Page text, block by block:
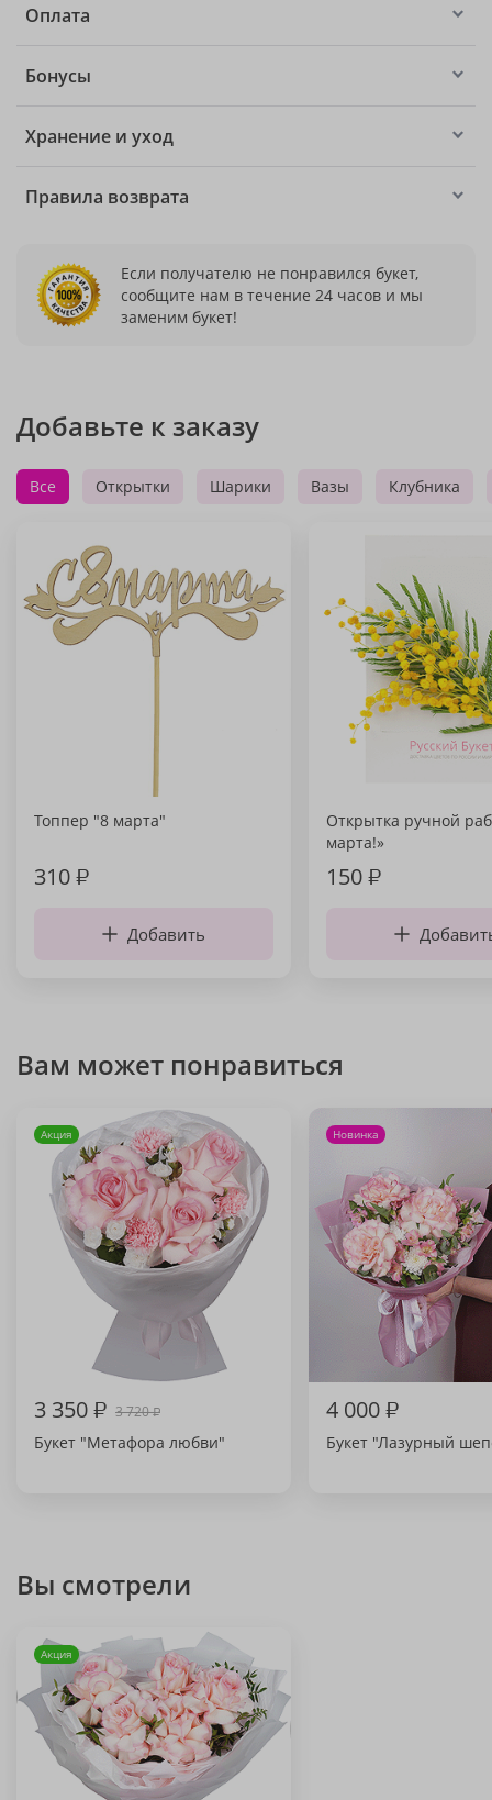
Оплата
Бонусы
Хранение и уход
Правила возврата
Если получателю не понравился букет,
сообщите нам в течение 24 часов и мы
заменим букет!
Добавьте к заказу
Все Открытки Шарики Вазы Клубника
Топпер "8 марта"
310₽
Добавить
Открытка ручной
марта!»
150₽
Вам может понравиться
Акция
3 350₽ 3 720₽
Букет "Метафора любви"
Новинка
4 000₽
Букет "Лазурный
Вы смотрели
Акция